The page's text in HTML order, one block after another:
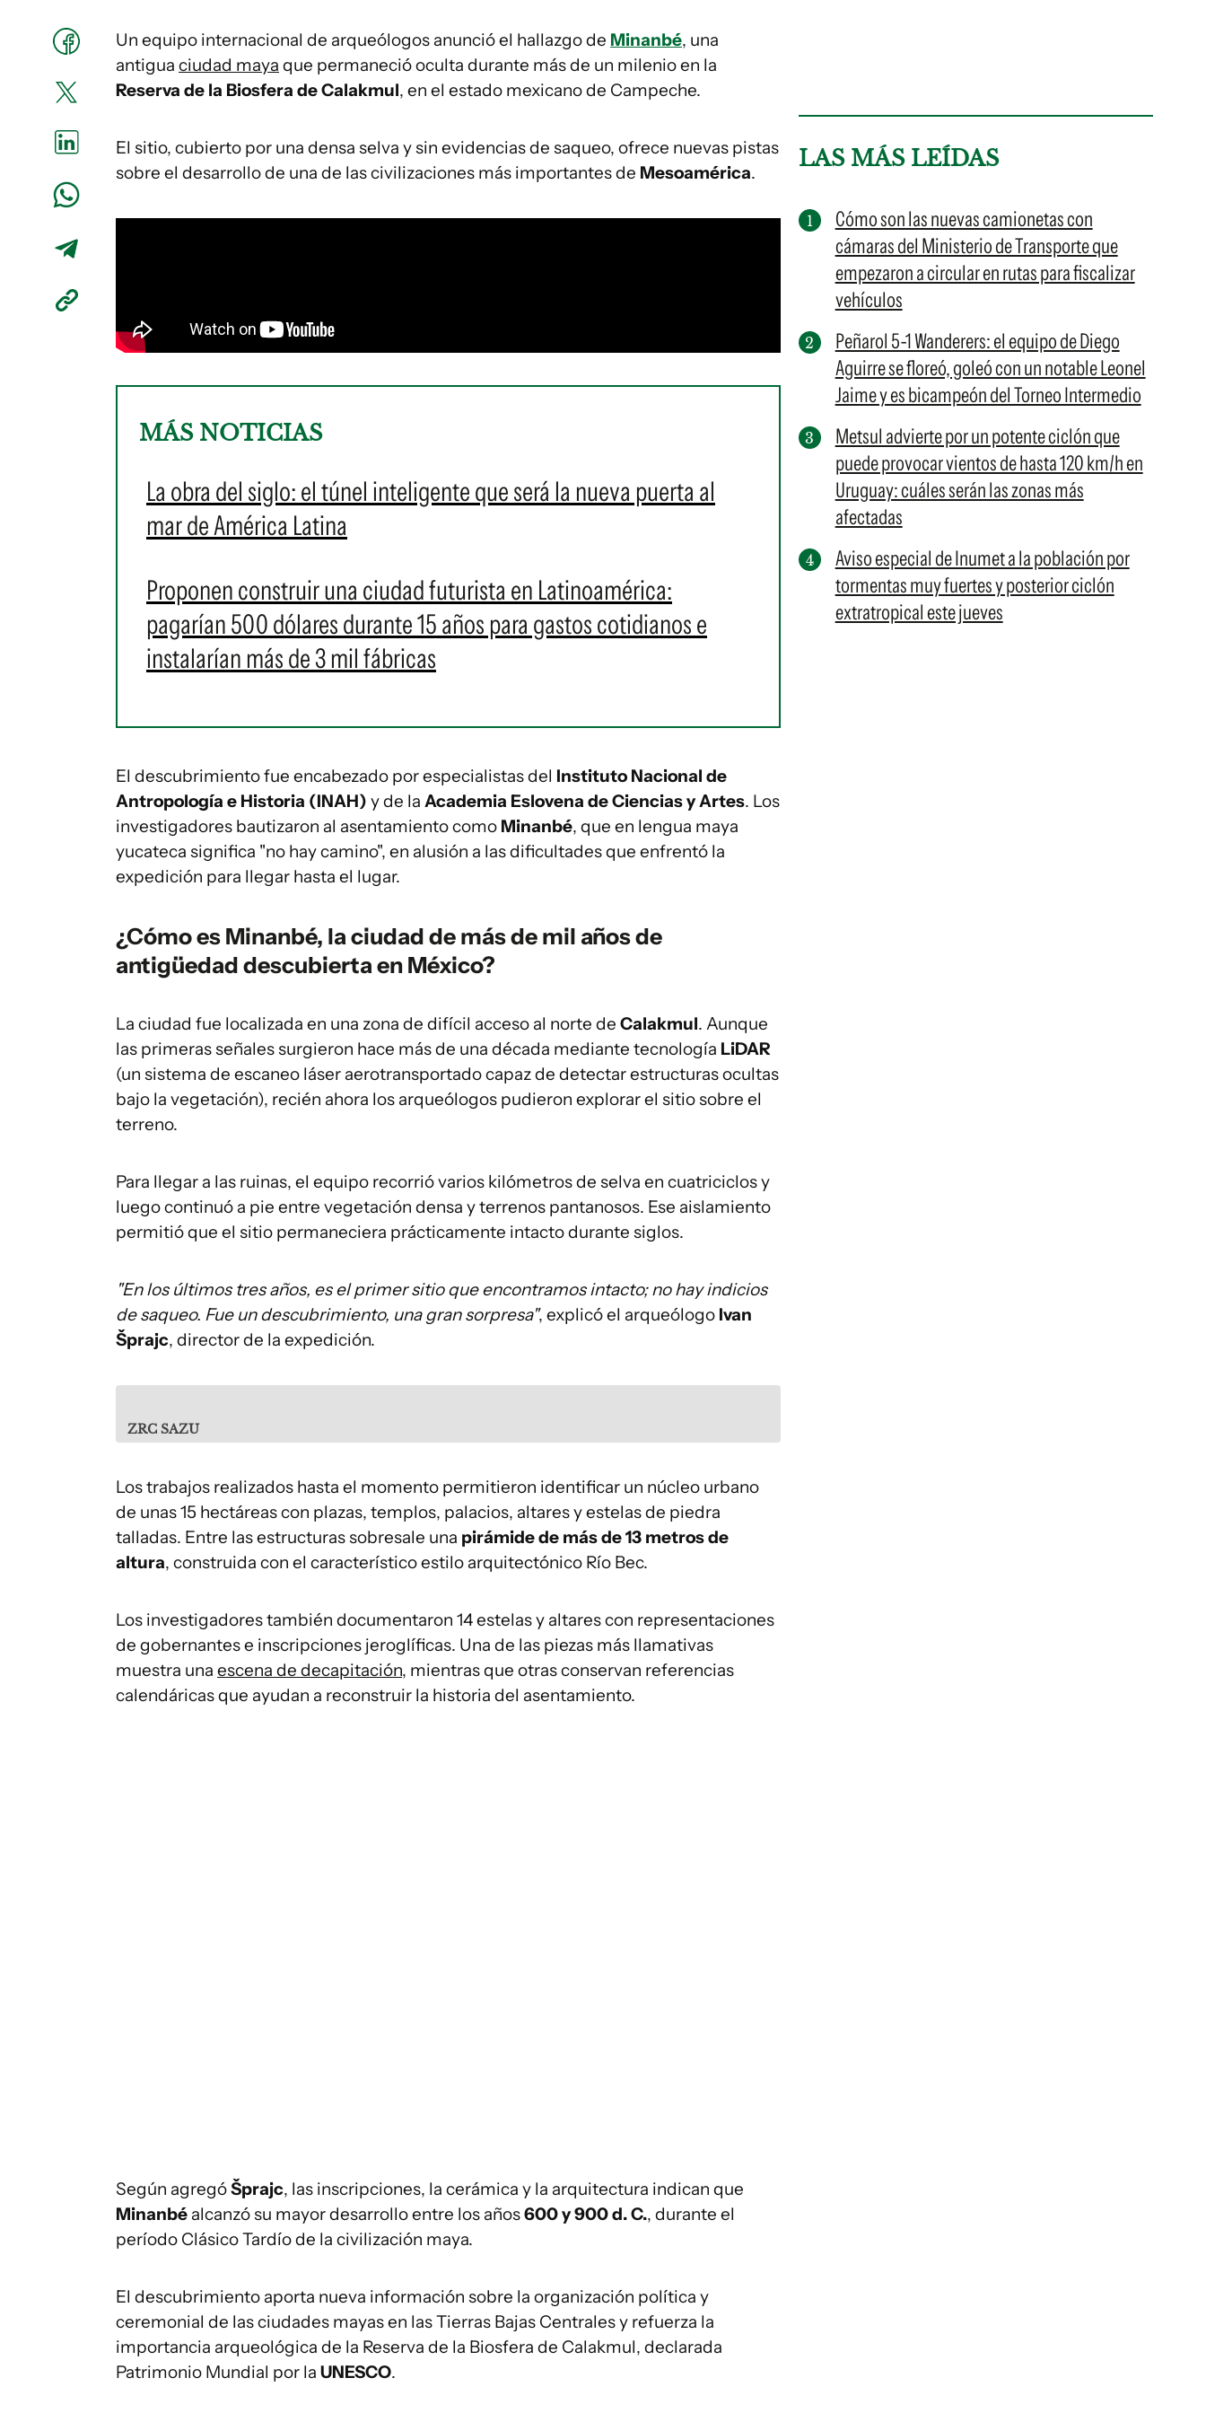
Un equipo internacional de arqueólogos anunció el hallazgo de Minanbé, una
antigua ciudad maya que permaneció oculta durante más de un milenio en la
Reserva de la Biosfera de Calakmul, en el estado mexicano de Campeche.
El sitio, cubierto por una densa selva y sin evidencias de saqueo, ofrece nuevas pistas
sobre el desarrollo de una de las civilizaciones más importantes de Mesoamérica.
MÁS NOTICIAS
La obra del siglo: el túnel inteligente que será la nueva puerta al
mar de América Latina
Proponen construir una ciudad futurista en Latinoamérica:
pagarían 500 dólares durante 15 años para gastos cotidianos e
instalarían más de 3 mil fábricas
El descubrimiento fue encabezado por especialistas del Instituto Nacional de
Antropología e Historia (INAH) y de la Academia Eslovena de Ciencias y Artes. Los
investigadores bautizaron al asentamiento como Minanbé, que en lengua maya
yucateca significa "no hay camino", en alusión a las dificultades que enfrentó la
expedición para llegar hasta el lugar.
¿Cómo es Minanbé, la ciudad de más de mil años de
antigüedad descubierta en México?
La ciudad fue localizada en una zona de difícil acceso al norte de Calakmul. Aunque
las primeras señales surgieron hace más de una década mediante tecnología LiDAR
(un sistema de escaneo láser aerotransportado capaz de detectar estructuras ocultas
bajo la vegetación), recién ahora los arqueólogos pudieron explorar el sitio sobre el
terreno.
Para llegar a las ruinas, el equipo recorrió varios kilómetros de selva en cuatriciclos y
luego continuó a pie entre vegetación densa y terrenos pantanosos. Ese aislamiento
permitió que el sitio permaneciera prácticamente intacto durante siglos.
"En los últimos tres años, es el primer sitio que encontramos intacto; no hay indicios
de saqueo. Fue un descubrimiento, una gran sorpresa", explicó el arqueólogo Ivan
Šprajc, director de la expedición.
ZRC SAZU
Los trabajos realizados hasta el momento permitieron identificar un núcleo urbano
de unas 15 hectáreas con plazas, templos, palacios, altares y estelas de piedra
talladas. Entre las estructuras sobresale una pirámide de más de 13 metros de
altura, construida con el característico estilo arquitectónico Río Bec.
Los investigadores también documentaron 14 estelas y altares con representaciones
de gobernantes e inscripciones jeroglíficas. Una de las piezas más llamativas
muestra una escena de decapitación, mientras que otras conservan referencias
calendáricas que ayudan a reconstruir la historia del asentamiento.
Según agregóŠprajc, las inscripciones, la cerámica y la arquitectura indican que
Minanbé alcanzó su mayor desarrollo entre los años600 y 900 d. C., durante el
período Clásico Tardío de la civilización maya.
El descubrimiento aporta nueva información sobre la organización política y
ceremonial de las ciudades mayas en las Tierras Bajas Centrales y refuerza la
importancia arqueológica de la Reserva de la Biosfera de Calakmul, declarada
Patrimonio Mundial por la UNESCO.
LAS MÁS LEÍDAS
Cómo son las nuevas camionetas con
cámaras del Ministerio de Transporte que
empezaron a circular en rutas para fiscalizar
vehículos
Peñarol 5-1 Wanderers: el equipo de Diego
Aguirre se floreó, goleó con un notable Leonel
Jaime y es bicampeón del Torneo Intermedio
Metsul advierte por un potente ciclón que
puede provocar vientos de hasta 120 km/h en
Uruguay: cuáles serán las zonas más
afectadas
Aviso especial de Inumet a la población por
tormentas muy fuertes y posterior ciclón
extratropical este jueves